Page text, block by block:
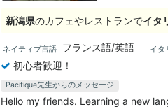
新潟県のカフェやレストランでイタ
ネイティブ言語 フランス語/英語 イタ
初心者歓迎！
Pacifique先生からのメッセージ
Hello my friends. Learning a new